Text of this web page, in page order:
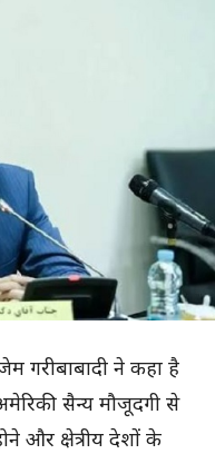
गरीबाबादी ने कहा है
सैन्य मौजूदगी से
और क्षेत्रीय देशों के